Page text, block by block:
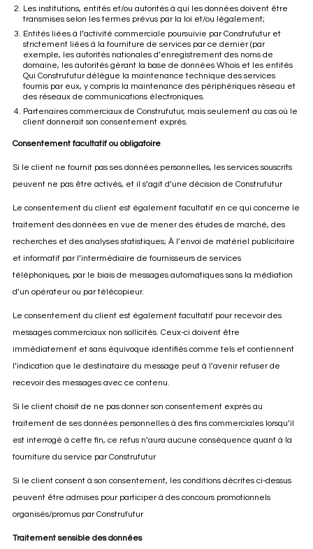
Les institutions, entités et/ou autorités à qui les données doivent être
transmises selon les termes prévus par la loi et/ou légalement;
Entités liées à l’activité commerciale poursuivie par Construfutur et
strictement liées à la fourniture de services par ce dernier (par
exemple, les autorités nationales d’enregistrement des noms de
domaine, les autorités gérant la base de données Whois et les entités
Qui Construfutur délègue la maintenance technique des services
fournis par eux, y compris la maintenance des périphériques réseau et
des réseaux de communications électroniques.
Partenaires commerciaux de Construfutur, mais seulement au cas où le
client donnerait son consentement exprès.
Consentement facultatif ou obligatoire
Si le client ne fournit pas ses données personnelles, les services souscrits
peuvent ne pas être activés, et il s’agit d’une décision de Construfutur
Le consentement du client est également facultatif en ce qui concerne le
traitement des données en vue de mener des études de marché, des
recherches et des analyses statistiques; À l’envoi de matériel publicitaire
et informatif par l’intermédiaire de fournisseurs de services
téléphoniques, par le biais de messages automatiques sans la médiation
d’un opérateur ou par télécopieur.
Le consentement du client est également facultatif pour recevoir des
messages commerciaux non sollicités. Ceux-ci doivent être
immédiatement et sans équivoque identifiés comme tels et contiennent
l’indication que le destinataire du message peut à l’avenir refuser de
recevoir des messages avec ce contenu.
Si le client choisit de ne pas donner son consentement exprès au
traitement de ses données personnelles à des fins commerciales lorsqu’il
est interrogé à cette fin, ce refus n’aura aucune conséquence quant à la
fourniture du service par Construfutur
Si le client consent à son consentement, les conditions décrites ci-dessus
peuvent être admises pour participer à des concours promotionnels
organisés/promus par Construfutur
Traitement sensible des données